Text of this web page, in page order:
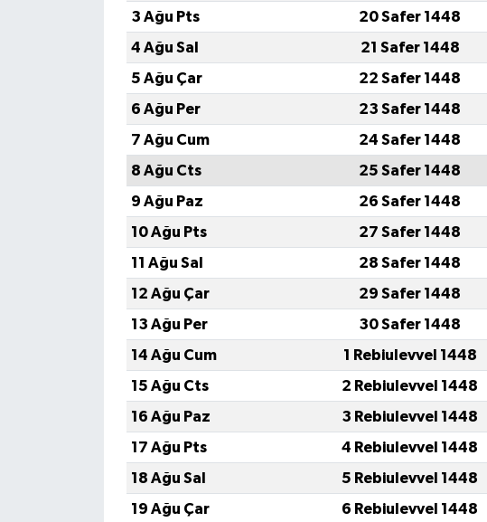
3 Ağu Pts
20 Safer 1448
4 Ağu Sal
21 Safer 1448
5 Ağu Çar
22 Safer 1448
6 Ağu Per
23 Safer 1448
7 Ağu Cum
24 Safer 1448
8 Ağu Cts
25 Safer 1448
9 Ağu Paz
26 Safer 1448
10 Ağu Pts
27 Safer 1448
11 Ağu Sal
28 Safer 1448
12 Ağu Çar
29 Safer 1448
13 Ağu Per
30 Safer 1448
14 Ağu Cum
1 Rebiulevvel 1448
15 Ağu Cts
2 Rebiulevvel 1448
16 Ağu Paz
3 Rebiulevvel 1448
17 Ağu Pts
4 Rebiulevvel 1448
18 Ağu Sal
5 Rebiulevvel 1448
19 Ağu Çar
6 Rebiulevvel 1448